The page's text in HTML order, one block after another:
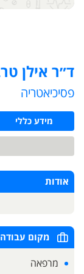
ד״ר אילן
פסיכיאטריה
מידע כללי
אודות
מקום עבודה
מרפאה